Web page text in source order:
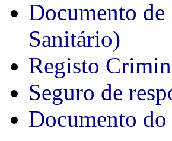
Documento
Sanitário)
Registo
Seguro de
Documento